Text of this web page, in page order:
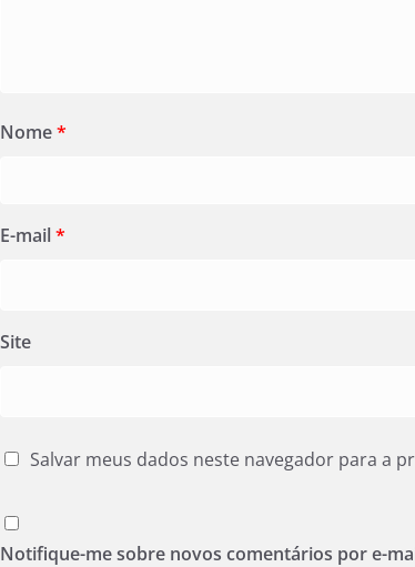
Nome*
E-mail*
Site
Salvar meus dados neste navegador para a
Notifique-me sobre novos comentários por e-